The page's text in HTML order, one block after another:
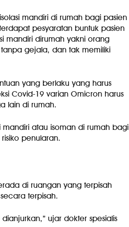
mandiri di rumah bagi pasien
pesyaratan buntuk pasien
mandiri dirumah yakni orang
gejala, dan tak memiliki
yang berlaku yang harus
Covid-19 varian Omicron harus
lain di rumah.
atau isoman di rumah bagi
penularan.
di ruangan yang terpisah
terpisah.
ujar dokter spesialis